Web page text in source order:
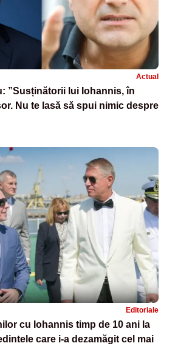
Actual
”Susținătorii lui Iohannis, în
Nu te lasă să spui nimic despre
Editoriale
cu Iohannis timp de 10 ani la
care i-a dezamăgit cel mai